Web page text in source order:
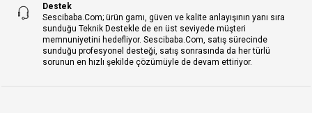
Destek
Sescibaba.Com; ürün gamı, güven ve kalite anlayışının yanı sıra
sunduğu Teknik Destekle de en üst seviyede müşteri
memnuniyetini hedefliyor. Sescibaba.Com, satış sürecinde
sunduğu profesyonel desteği, satış sonrasında da her türlü
sorunun en hızlı şekilde çözümüyle de devam ettiriyor.